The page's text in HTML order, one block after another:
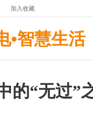
加入收藏
•智慧生活
的“无过”